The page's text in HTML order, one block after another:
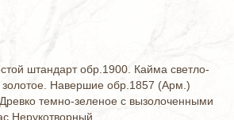
штандарт обр.1900. Кайма светло-
золотое. Навершие обр.1857 (Арм.)
темно-зеленое с вызолоченными
Нерукотворный.